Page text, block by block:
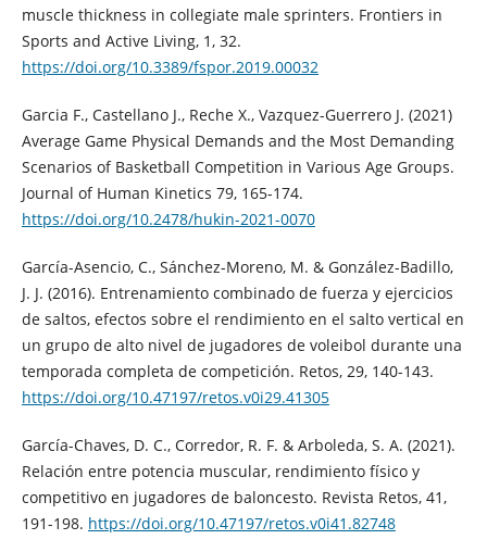
muscle thickness in collegiate male sprinters. Frontiers in
Sports and Active Living, 1, 32.
https://doi.org/10.3389/fspor.2019.00032
Garcia F., Castellano J., Reche X., Vazquez-Guerrero J. (2021)
Average Game Physical Demands and the Most Demanding
Scenarios of Basketball Competition in Various Age Groups.
Journal of Human Kinetics 79, 165-174.
https://doi.org/10.2478/hukin-2021-0070
García-Asencio, C., Sánchez-Moreno, M. & González-Badillo,
J. J. (2016). Entrenamiento combinado de fuerza y ejercicios
de saltos, efectos sobre el rendimiento en el salto vertical en
un grupo de alto nivel de jugadores de voleibol durante una
temporada completa de competición. Retos, 29, 140-143.
https://doi.org/10.47197/retos.v0i29.41305
García-Chaves, D. C., Corredor, R. F. & Arboleda, S. A. (2021).
Relación entre potencia muscular, rendimiento físico y
competitivo en jugadores de baloncesto. Revista Retos, 41,
191-198. https://doi.org/10.47197/retos.v0i41.82748